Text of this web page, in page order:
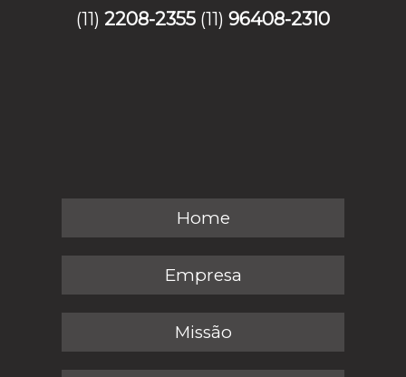
(11) 2208-2355 (11) 96408-2310
Home
Empresa
Missão